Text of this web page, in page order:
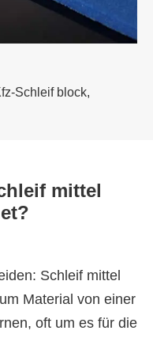
Schleif block,
mittel
Schleif mittel
Material von einer
oft um es für die